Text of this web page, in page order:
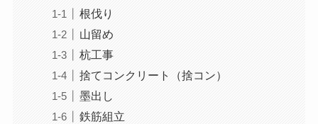
根伐り
山留め
杭工事
捨てコンクリート（捨コン）
墨出し
鉄筋組立